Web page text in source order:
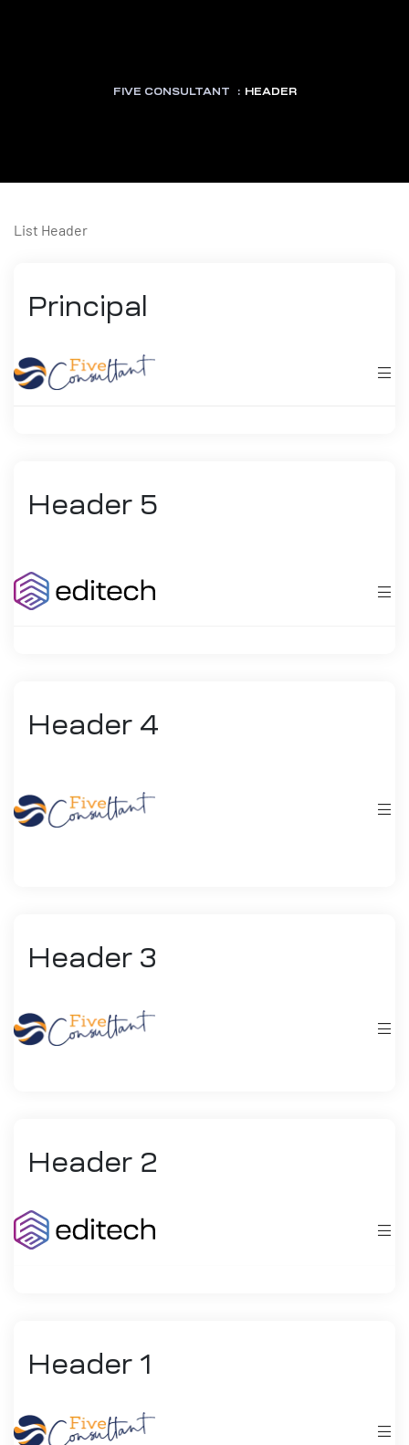
FIVE CONSULTANT : HEADER
List Header
Principal
Header 5
Header 4
Header 3
Header 2
Header 1